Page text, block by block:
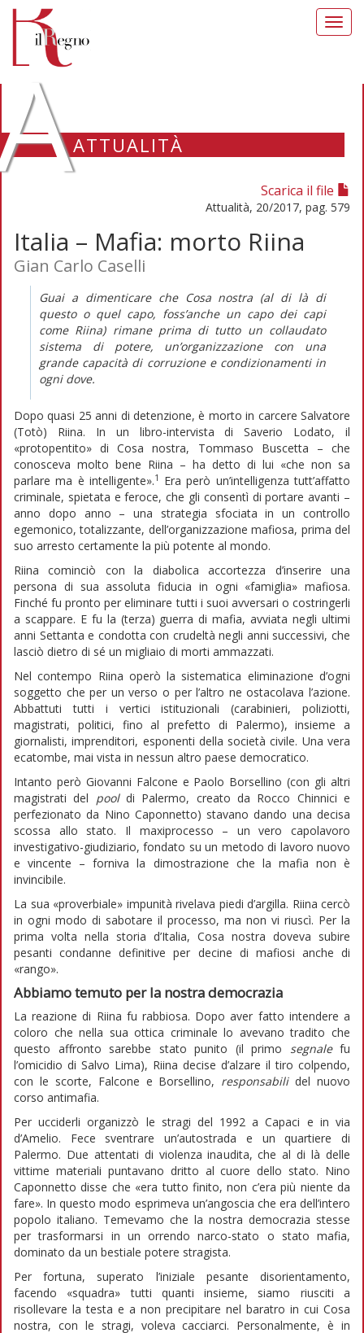
ATTUALITÀ
Scarica il file
Attualità, 20/2017, pag. 579
Italia – Mafia: morto Riina
Gian Carlo Caselli
Guai a dimenticare che Cosa nostra (al di là di
questo o quel capo, foss’anche un capo dei capi
come Riina) rimane prima di tutto un collaudato
sistema di potere, un’organizzazione con una
grande capacità di corruzione e condizionamenti in
ogni dove.
Dopo quasi 25 anni di detenzione, è morto in carcere Salvatore
(Totò) Riina. In un libro-intervista di Saverio Lodato, il
«protopentito» di Cosa nostra, Tommaso Buscetta – che
conosceva molto bene Riina – ha detto di lui «che non sa
parlare ma è intelligente».1
Era però un’intelligenza tutt’affatto
criminale, spietata e feroce, che gli consentì di portare avanti –
anno dopo anno – una strategia sfociata in un controllo
egemonico, totalizzante, dell’organizzazione mafiosa, prima del
suo arresto certamente la più potente al mondo.
Riina cominciò con la diabolica accortezza d’inserire una
persona di sua assoluta fiducia in ogni «famiglia» mafiosa.
Finché fu pronto per eliminare tutti i suoi avversari o costringerli
a scappare. E fu la (terza) guerra di mafia, avviata negli ultimi
anni Settanta e condotta con crudeltà negli anni successivi, che
lasciò dietro di sé un migliaio di morti ammazzati.
Nel contempo Riina operò la sistematica eliminazione d’ogni
soggetto che per un verso o per l’altro ne ostacolava l’azione.
Abbattuti tutti i vertici istituzionali (carabinieri, poliziotti,
magistrati, politici, fino al prefetto di Palermo), insieme a
giornalisti, imprenditori, esponenti della società civile. Una vera
ecatombe, mai vista in nessun altro paese democratico.
Intanto però Giovanni Falcone e Paolo Borsellino (con gli altri
magistrati del pooldi Palermo, creato da Rocco Chinnici e
perfezionato da Nino Caponnetto) stavano dando una decisa
scossa allo stato. Il maxiprocesso – un vero capolavoro
investigativo-giudiziario, fondato su un metodo di lavoro nuovo
e vincente – forniva la dimostrazione che la mafia non è
invincibile.
La sua «proverbiale» impunità rivelava piedi d’argilla. Riina cercò
in ogni modo di sabotare il processo, ma non vi riuscì. Per la
prima volta nella storia d’Italia, Cosa nostra doveva subire
pesanti condanne definitive per decine di mafiosi anche di
«rango».
Abbiamo temuto per la nostra democrazia
La reazione di Riina fu rabbiosa. Dopo aver fatto intendere a
coloro che nella sua ottica criminale lo avevano tradito che
questo affronto sarebbe stato punito (il primo segnalefu
l’omicidio di Salvo Lima), Riina decise d’alzare il tiro colpendo,
con le scorte, Falcone e Borsellino, responsabilidel nuovo
corso antimafia.
Per ucciderli organizzò le stragi del 1992 a Capaci e in via
d’Amelio. Fece sventrare un’autostrada e un quartiere di
Palermo. Due attentati di violenza inaudita, che al di là delle
vittime materiali puntavano dritto al cuore dello stato. Nino
Caponnetto disse che «era tutto finito, non c’era più niente da
fare». In questo modo esprimeva un’angoscia che era dell’intero
popolo italiano. Temevamo che la nostra democrazia stesse
per trasformarsi in un orrendo narco-stato o stato mafia,
dominato da un bestiale potere stragista.
Per fortuna, superato l’iniziale pesante disorientamento,
facendo «squadra» tutti quanti insieme, siamo riusciti a
risollevare la testa e a non precipitare nel baratro in cui Cosa
nostra, con le stragi, voleva cacciarci. Personalmente, è in